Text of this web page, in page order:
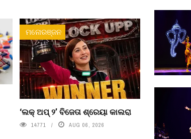
ମନୋରଞ୍ଜନ
‘ଲକ୍ ଅପ୍ ୨’ ବିଜେତା ଶ୍ରେୟା କାଲରା
14771 AUG 06, 2026